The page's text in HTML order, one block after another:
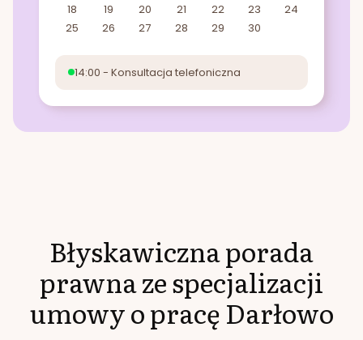
18
19 20 21 22 23
24
25
26 27 28 29 30
14:00 - Konsultacja telefoniczna
Błyskawiczna porada
prawna ze specjalizacji
umowy o pracęDarłowo